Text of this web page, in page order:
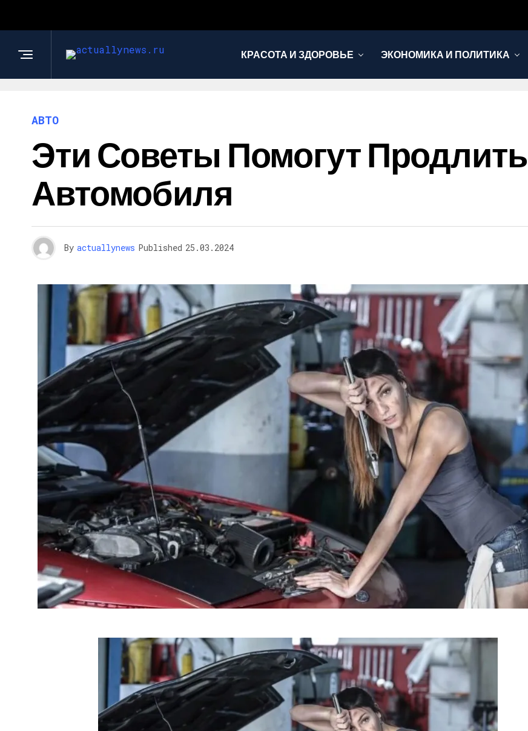
КРАСОТА И ЗДОРОВЬЕ ЭКОНОМИКА И ПОЛИТИКА
АВТО
Эти Советы Помогут
Автомобиля
By actuallynews Published 25.03.2024